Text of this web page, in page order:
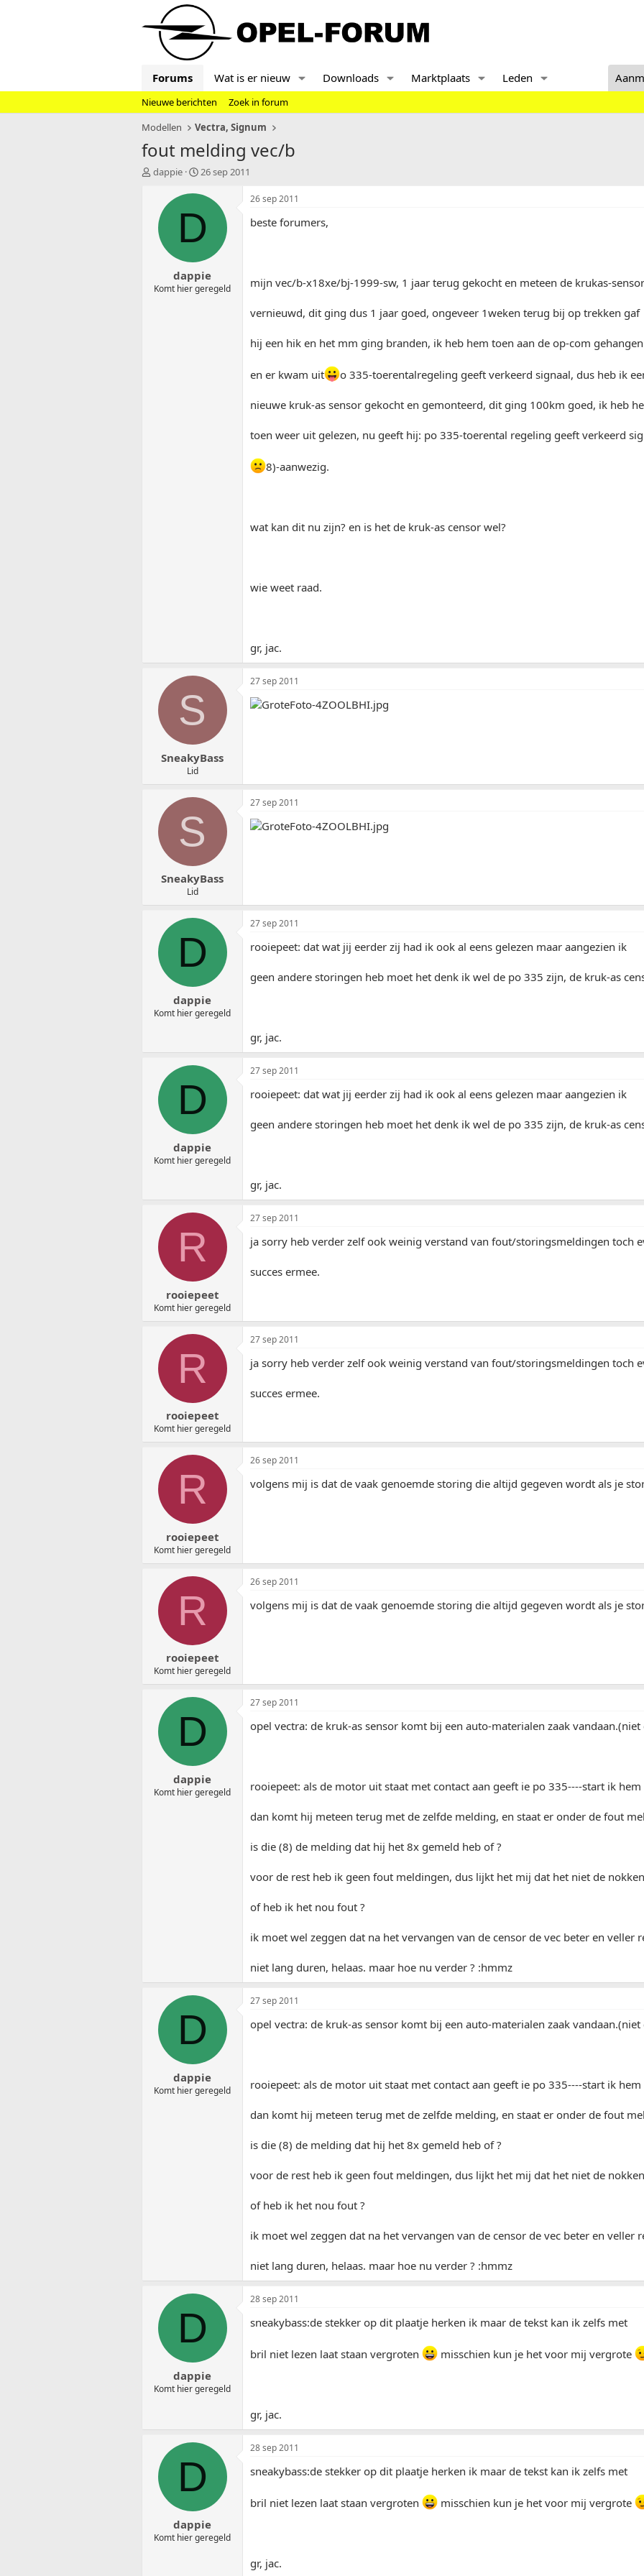
Forums Wat is er nieuw Downloads Marktplaats Leden
Nieuwe berichten
Zoek in forum
Modellen
Vectra, Signum
fout melding vec/b
T
t
dappie
S
a
t
d
t
u
m
26 sep 2011
D
dappie
Komt hier geregeld
26 sep 2011
beste forumers,
mijn vec/b-x18xe/bj-1999-sw, 1 jaar terug gekocht en meteen de krukas-sensor
vernieuwd, dit ging dus 1 jaar goed, ongeveer 1weken terug bij op trekken gaf
hij een hik en het mm ging branden, ik heb hem toen aan de op-com gehangen
en er kwam uit o 335-toerentalregeling geeft verkeerd signaal, dus heb ik
nieuwe kruk-as sensor gekocht en gemonteerd, dit ging 100km goed, ik heb
toen weer uit gelezen, nu geeft hij: po 335-toerental regeling geeft verkeerd
8)-aanwezig.
wat kan dit nu zijn? en is het de kruk-as censor wel?
wie weet raad.
gr, jac.
S
SneakyBass
Lid
27 sep 2011
S
SneakyBass
Lid
27 sep 2011
D
dappie
Komt hier geregeld
27 sep 2011
rooiepeet: dat wat jij eerder zij had ik ook al eens gelezen maar aangezien ik
geen andere storingen heb moet het denk ik wel de po 335 zijn, de kruk-as
gr, jac.
D
dappie
Komt hier geregeld
27 sep 2011
rooiepeet: dat wat jij eerder zij had ik ook al eens gelezen maar aangezien ik
geen andere storingen heb moet het denk ik wel de po 335 zijn, de kruk-as
gr, jac.
R
rooiepeet
Komt hier geregeld
27 sep 2011
ja sorry heb verder zelf ook weinig verstand van fout/storingsmeldingen toch
succes ermee.
R
rooiepeet
Komt hier geregeld
27 sep 2011
ja sorry heb verder zelf ook weinig verstand van fout/storingsmeldingen toch
succes ermee.
R
rooiepeet
Komt hier geregeld
26 sep 2011
volgens mij is dat de vaak genoemde storing die altijd gegeven wordt als je
R
rooiepeet
Komt hier geregeld
26 sep 2011
volgens mij is dat de vaak genoemde storing die altijd gegeven wordt als je
D
dappie
Komt hier geregeld
27 sep 2011
opel vectra: de kruk-as sensor komt bij een auto-materialen zaak vandaan.(niet
rooiepeet: als de motor uit staat met contact aan geeft ie po 335----start ik hem
dan komt hij meteen terug met de zelfde melding, en staat er onder de fout
is die (8) de melding dat hij het 8x gemeld heb of ?
voor de rest heb ik geen fout meldingen, dus lijkt het mij dat het niet de
of heb ik het nou fout ?
ik moet wel zeggen dat na het vervangen van de censor de vec beter en veller
niet lang duren, helaas. maar hoe nu verder ? :hmmz
D
dappie
Komt hier geregeld
27 sep 2011
opel vectra: de kruk-as sensor komt bij een auto-materialen zaak vandaan.(niet
rooiepeet: als de motor uit staat met contact aan geeft ie po 335----start ik hem
dan komt hij meteen terug met de zelfde melding, en staat er onder de fout
is die (8) de melding dat hij het 8x gemeld heb of ?
voor de rest heb ik geen fout meldingen, dus lijkt het mij dat het niet de
of heb ik het nou fout ?
ik moet wel zeggen dat na het vervangen van de censor de vec beter en veller
niet lang duren, helaas. maar hoe nu verder ? :hmmz
D
dappie
Komt hier geregeld
28 sep 2011
sneakybass:de stekker op dit plaatje herken ik maar de tekst kan ik zelfs met
bril niet lezen laat staan vergroten misschien kun je het voor mij vergrote
gr, jac.
D
dappie
Komt hier geregeld
28 sep 2011
sneakybass:de stekker op dit plaatje herken ik maar de tekst kan ik zelfs met
bril niet lezen laat staan vergroten misschien kun je het voor mij vergrote
gr, jac.